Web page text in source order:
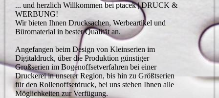
... und herzlich Willkommen bei ptacek | DRUCK &
WERBUNG!
Wir bieten Ihnen Drucksachen, Werbeartikel und
Büromaterial in bester Qualität an.
Angefangen beim Design von Kleinserien im
Digitaldruck, über die Produktion günstiger
Großserien im Bogenoffsetverfahren bei einer
Druckerei in unserer Region, bis hin zu Größtserien
für den Rollenoffsetdruck, bei uns stehen Ihnen alle
Möglichkeiten zur Verfügung.